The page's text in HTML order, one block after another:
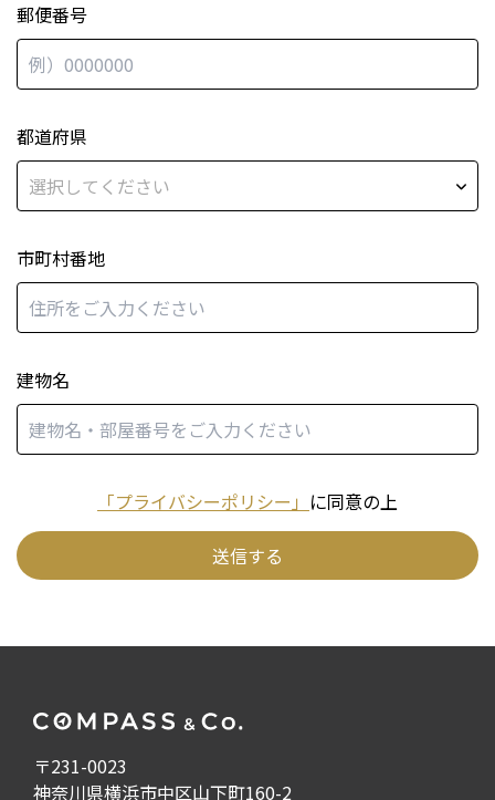
郵便番号
都道府県
市町村番地
建物名
「プライバシーポリシー」 に同意の上
送信する
〒231-0023
神奈川県横浜市中区山下町160-2